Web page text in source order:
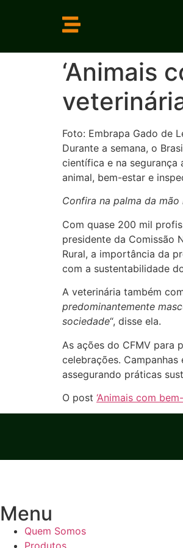
‘Animais
Foto: Embrapa Gado de
Durante a semana, o
científica e na segurança
animal, bem-estar e
Confira na palma da
Com quase 200 mil
presidente da Comissão
Rural, a importância da
com a sustentabilidade
A veterinária também
predominantemente
sociedade“, disse ela.
As ações do CFMV para
celebrações.
assegurando práticas
O post ‘Animais com
Menu
Quem Somos